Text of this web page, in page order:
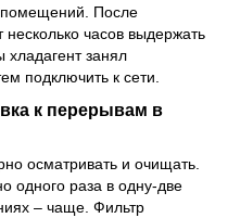
помещений. После
несколько часов выдержать
хладагент занял
подключить к сети.
к перерывам в
осматривать и очищать.
одного раза в одну-две
– чаще. Фильтр